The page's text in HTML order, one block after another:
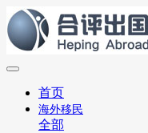
首页
海外移民
全部